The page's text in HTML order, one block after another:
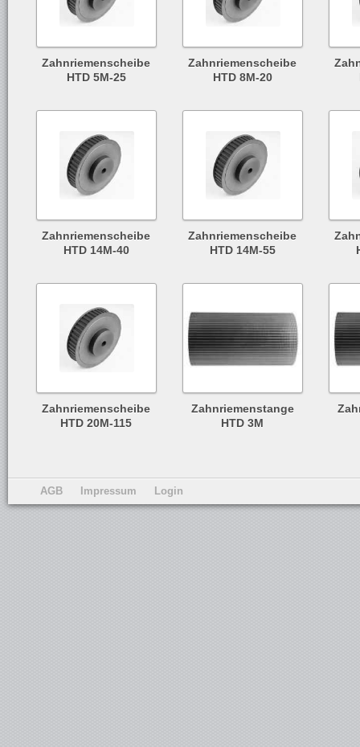
Zahnriemenscheibe
HTD 5M-25
Zahnriemenscheibe
HTD 8M-20
Zahnriemenscheibe
HTD 14M-40
Zahnriemenscheibe
HTD 14M-55
Zahnriemenscheibe
HTD 20M-115
Zahnriemenstange
HTD 3M
AGB Impressum Login